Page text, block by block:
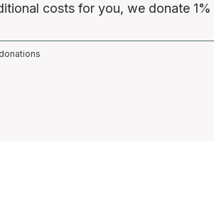
costs for you, we donate